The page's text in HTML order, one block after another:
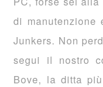
di manutenzione
Junkers. Non
segui il nostro
Bove, la ditta